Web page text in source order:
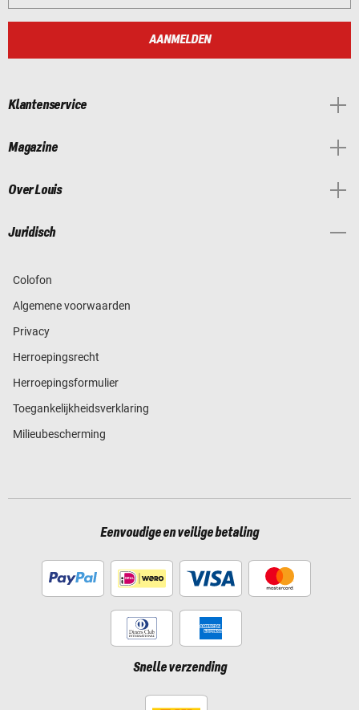
AANMELDEN
Klantenservice
Magazine
Over Louis
Juridisch
Colofon
Algemene voorwaarden
Privacy
Herroepingsrecht
Herroepingsformulier
Toegankelijkheidsverklaring
Milieubescherming
Eenvoudige en veilige betaling
Snelle verzending